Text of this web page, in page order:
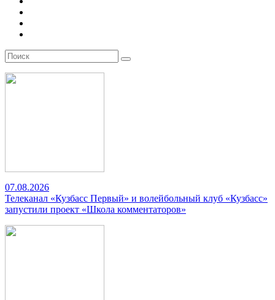
07.08.2026
Телеканал «Кузбасс Первый» и волейбольный клуб «Кузбасс»
запустили проект «Школа комментаторов»